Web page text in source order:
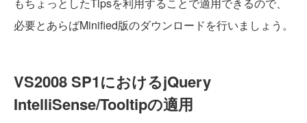
必要とあらばMinified版のダウンロードを行いましょう。
VS2008 SP1におけるjQuery
IntelliSense/Tooltipの適用